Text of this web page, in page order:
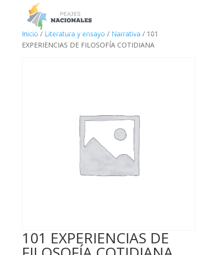
Inicio / Literatura y ensayo / Narrativa / 101
EXPERIENCIAS DE FILOSOFÍA COTIDIANA
101 EXPERIENCIAS DE